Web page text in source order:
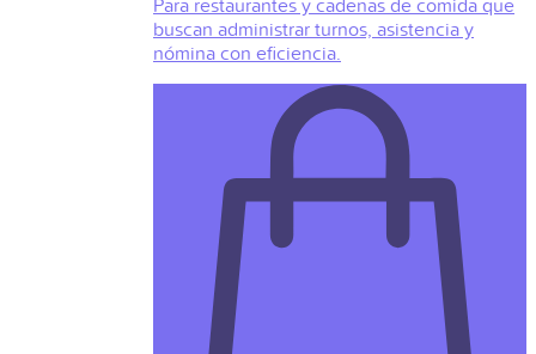
Para restaurantes y cadenas de comida que
buscan administrar turnos, asistencia y
nómina con eficiencia.